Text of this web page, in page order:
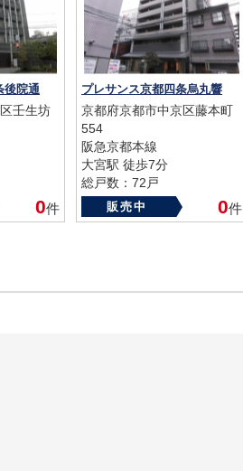
後院通
壬生坊
0件
プレサンス京都四条烏丸響
京都府京都市中京区藤本町
554
阪急京都本線
大宮駅 徒歩7分
総戸数：72戸
築年数：2013年
販売中 0件